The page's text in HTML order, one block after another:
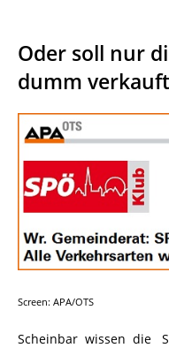
Oder soll nur
dumm
Screen: APA/OTS
Scheinbar wissen die